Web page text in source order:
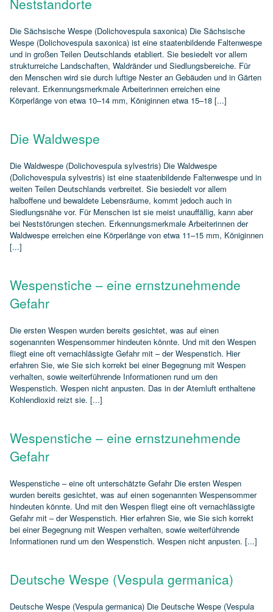
Die Sächsische Wespe (Dolichovespula saxonica) Die Sächsische
Wespe (Dolichovespula saxonica) ist eine staatenbildende Faltenwespe
und in großen Teilen Deutschlands etabliert. Sie besiedelt vor allem
strukturreiche Landschaften, Waldränder und Siedlungsbereiche. Für
den Menschen wird sie durch luftige Nester an Gebäuden und in Gärten
relevant. Erkennungsmerkmale Arbeiterinnen erreichen eine
Körperlänge von etwa 10–14 mm, Königinnen etwa 15–18 [...]
Die Waldwespe
Die Waldwespe (Dolichovespula sylvestris) Die Waldwespe
(Dolichovespula sylvestris) ist eine staatenbildende Faltenwespe und in
weiten Teilen Deutschlands verbreitet. Sie besiedelt vor allem
halboffene und bewaldete Lebensräume, kommt jedoch auch in
Siedlungsnähe vor. Für Menschen ist sie meist unauffällig, kann aber
bei Neststörungen stechen. Erkennungsmerkmale Arbeiterinnen der
Waldwespe erreichen eine Körperlänge von etwa 11–15 mm, Königinnen
[...]
Wespenstiche – eine ernstzunehmende
Gefahr
Die ersten Wespen wurden bereits gesichtet, was auf einen
sogenannten Wespensommer hindeuten könnte. Und mit den Wespen
fliegt eine oft vernachlässigte Gefahr mit – der Wespenstich. Hier
erfahren Sie, wie Sie sich korrekt bei einer Begegnung mit Wespen
verhalten, sowie weiterführende Informationen rund um den
Wespenstich. Wespen nicht anpusten. Das in der Atemluft enthaltene
Kohlendioxid reizt sie. [...]
Wespenstiche – eine ernstzunehmende
Gefahr
Wespenstiche – eine oft unterschätzte Gefahr Die ersten Wespen
wurden bereits gesichtet, was auf einen sogenannten Wespensommer
hindeuten könnte. Und mit den Wespen fliegt eine oft vernachlässigte
Gefahr mit – der Wespenstich. Hier erfahren Sie, wie Sie sich korrekt
bei einer Begegnung mit Wespen verhalten, sowie weiterführende
Informationen rund um den Wespenstich. Wespen nicht anpusten. [...]
Deutsche Wespe (Vespula germanica)
Deutsche Wespe (Vespula germanica) Die Deutsche Wespe (Vespula